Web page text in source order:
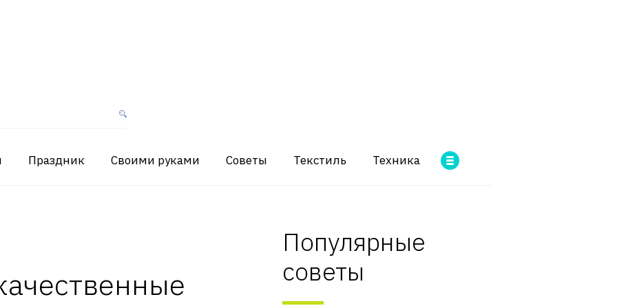
Праздник Своими руками Советы Текстиль Техника
Популярные
советы